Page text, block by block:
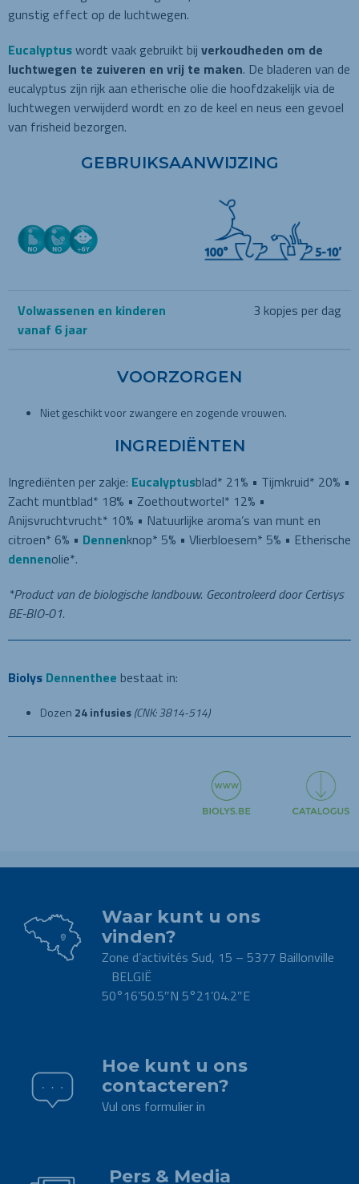
gunstig effect op de luchtwegen.
Eucalyptuswordt vaak gebruikt bij verkoudheden om de
luchtwegen te zuiveren en vrij te maken. De bladeren van de
eucalyptus zijn rijk aan etherische olie die hoofdzakelijk via de
luchtwegen verwijderd wordt en zo de keel en neus een gevoel
van frisheid bezorgen.
GEBRUIKSAANWIJZING
Volwassenen en kinderen
vanaf 6 jaar
3 kopjes per dag
VOORZORGEN
Niet geschikt voor zwangere en zogende vrouwen.
INGREDIËNTEN
Ingrediënten per zakje: Eucalyptusblad* 21% • Tijmkruid* 20% •
Zacht muntblad* 18% • Zoethoutwortel* 12% •
Anijsvruchtvrucht* 10% • Natuurlijke aroma’s van munt en
citroen* 6% • Dennenknop* 5% • Vlierbloesem* 5% • Etherische
dennenolie*.
*Product van de biologische landbouw. Gecontroleerd door Certisys
BE-BIO-01.
Biolys Dennenthee bestaat in:
Dozen 24 infusies(CNK: 3814-514)
Waar kunt u ons
vinden?
Zone d’activités Sud, 15 – 5377 Baillonville
BELGIË
50°16’50.5″N 5°21’04.2″E
Hoe kunt u ons
contacteren?
Vul ons formulier in
Pers & Media